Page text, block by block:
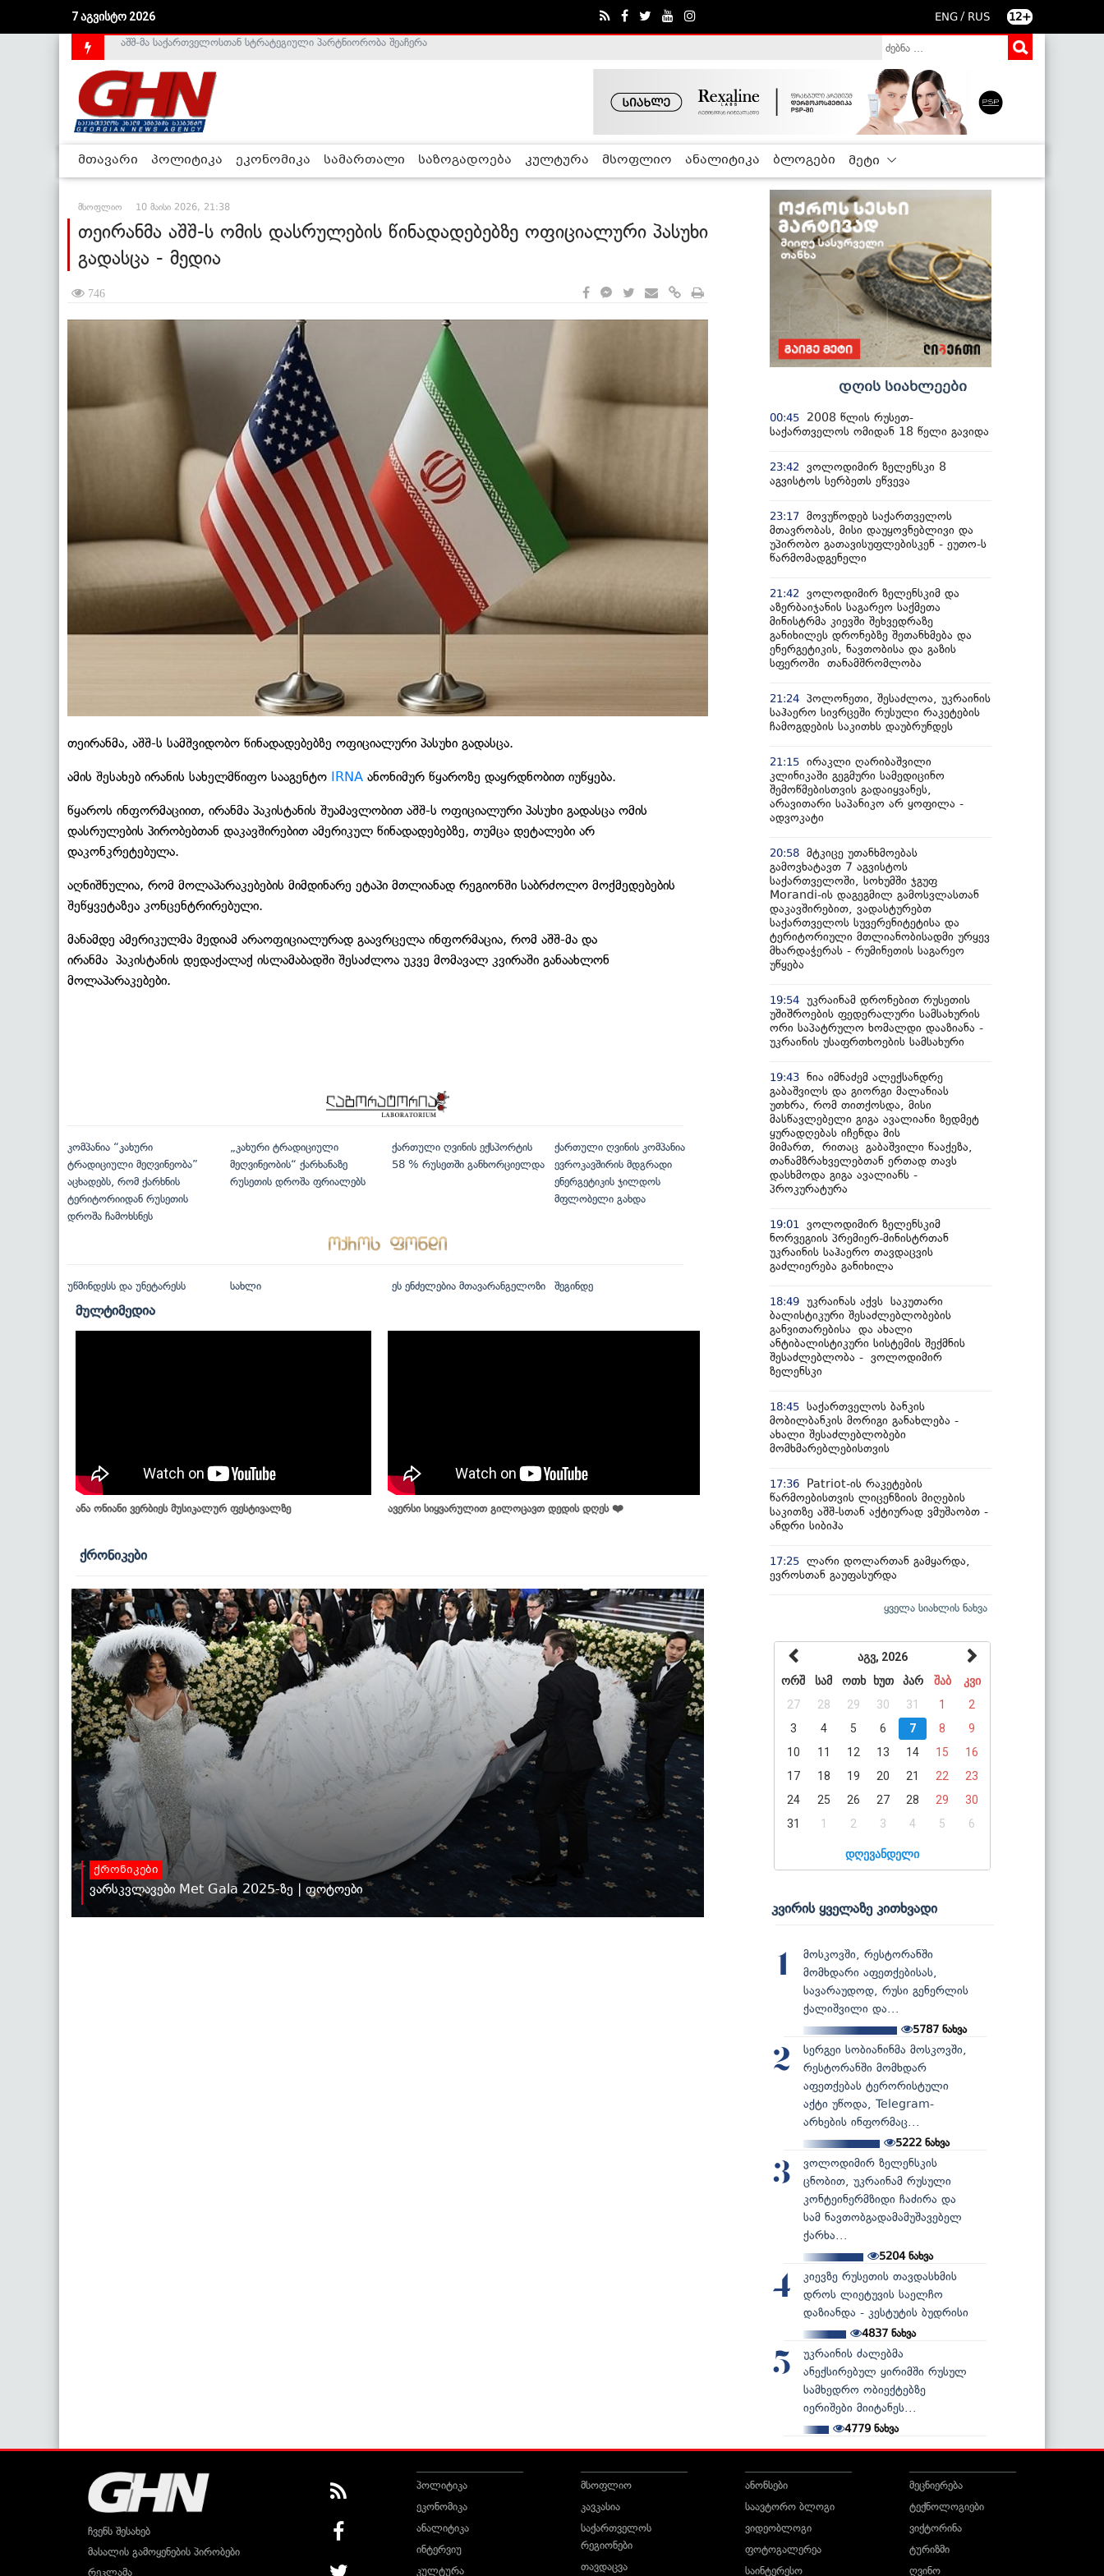
7 აგვისტო 2026 ENG / RUS 12+
საქართველოს დე-ფაქტო მთავრობა არალეგიტიმურია - ჰელსინკის კომისია
მთავარი პოლიტიკა ეკონომიკა სამართალი საზოგადოება კულტურა მსოფლიო ანალიტიკა ბლოგები მეტი
მსოფლიო 10 მაისი 2026, 21:38
თეირანმა აშშ-ს ომის დასრულების წინადადებებზე ოფიციალური პასუხი
გადასცა - მედია
746
თეირანმა, აშშ-ს სამშვიდობო წინადადებებზე ოფიციალური პასუხი გადასცა.
ამის შესახებ ირანის სახელმწიფო სააგენტო IRNA ანონიმურ წყაროზე დაყრდნობით იუწყება.
წყაროს ინფორმაციით, ირანმა პაკისტანის შუამავლობით აშშ-ს ოფიციალური პასუხი გადასცა ომის
დასრულების პირობებთან დაკავშირებით ამერიკულ წინადადებებზე, თუმცა დეტალები არ
დაკონკრეტებულა.
აღნიშნულია, რომ მოლაპარაკებების მიმდინარე ეტაპი მთლიანად რეგიონში საბრძოლო მოქმედებების
შეწყვეტაზეა კონცენტრირებული.
მანამდე ამერიკულმა მედიამ არაოფიციალურად გაავრცელა ინფორმაცია, რომ აშშ-მა და
ირანმა პაკისტანის დედაქალაქ ისლამაბადში შესაძლოა უკვე მომავალ კვირაში განაახლონ
მოლაპარაკებები.
კომპანია “კახური
ტრადიციული მეღვინეობა”
აცხადებს, რომ ქარხნის
ტერიტორიიდან რუსეთის
დროშა ჩამოხსნეს
„კახური ტრადიციული
მეღვინეობის“ ქარხანაზე
რუსეთის დროშა ფრიალებს
ქართული ღვინის ექსპორტის
58 % რუსეთში განხორციელდა
ქართული ღვინის კომპანია
ევროკავშირის მდგრადი
ენერგეტიკის ჯილდოს
მფლობელი გახდა
უწმინდესს და უნეტარესს სახლი ეს ენძელებია მთავარანგელოზი შეგინდე
მულტიმედია
ანა ონიანი ვერბიეს მუსიკალურ ფესტივალზე ავერსი სიყვარულით გილოცავთ დედის დღეს ❤️
ქრონიკები
ქრონიკები
ვარსკვლავები Met Gala 2025-ზე | ფოტოები
დღის სიახლეები
00:45
2008 წლის რუსეთ-
საქართველოს ომიდან 18 წელი გავიდა
23:42
ვოლოდიმირ ზელენსკი 8
აგვისტოს სერბეთს ეწვევა
23:17 მოვუწოდებ საქართველოს
მთავრობას, მისი დაუყოვნებლივი და
უპირობო გათავისუფლებისკენ - ეუთო-ს
წარმომადგენელი
21:42
ვოლოდიმირ ზელენსკიმ და
აზერბაიჯანის საგარეო საქმეთა
მინისტრმა კიევში შეხვედრაზე
განიხილეს დრონებზე შეთანხმება და
ენერგეტიკის, ნავთობისა და გაზის
სფეროში თანამშრომლობა
21:24 პოლონეთი, შესაძლოა, უკრაინის
საჰაერო სივრცეში რუსული რაკეტების
ჩამოგდების საკითხს დაუბრუნდეს
21:15 ირაკლი ღარიბაშვილი
კლინიკაში გეგმური სამედიცინო
შემოწმებისთვის გადაიყვანეს,
არავითარი საპანიკო არ ყოფილა -
ადვოკატი
20:58 მტკიცე უთანხმოებას
გამოვხატავთ 7 აგვისტოს
საქართველოში, სოხუმში ჯგუფ
Morandi-ის დაგეგმილ გამოსვლასთან
დაკავშირებით, ვადასტურებთ
საქართველოს სუვერენიტეტისა და
ტერიტორიული მთლიანობისადმი ურყევ
მხარდაჭერას - რუმინეთის საგარეო
უწყება
19:54 უკრაინამ დრონებით რუსეთის
უშიშროების ფედერალური სამსახურის
ორი საპატრულო ხომალდი დააზიანა -
უკრაინის უსაფრთხოების სამსახური
19:43 ნია იმნაძემ ალექსანდრე
გაბაშვილს და გიორგი მალანიას
უთხრა, რომ თითქოსდა, მისი
მასწავლებელი გიგა ავალიანი ზედმეტ
ყურადღებას იჩენდა მის
მიმართ, რითაც გაბაშვილი წააქეზა,
თანამზრახველებთან ერთად თავს
დასხმოდა გიგა ავალიანს -
პროკურატურა
19:01
ვოლოდიმირ ზელენსკიმ
ნორვეგიის პრემიერ-მინისტრთან
უკრაინის საჰაერო თავდაცვის
გაძლიერება განიხილა
18:49 უკრაინას აქვს საკუთარი
ბალისტიკური შესაძლებლობების
განვითარებისა და ახალი
ანტიბალისტიკური სისტემის შექმნის
შესაძლებლობა - ვოლოდიმირ
ზელენსკი
18:45 საქართველოს ბანკის
მობილბანკის მორიგი განახლება -
ახალი შესაძლებლობები
მომხმარებლებისთვის
17:36
Patriot-ის რაკეტების
წარმოებისთვის ლიცენზიის მიღების
საკითზე აშშ-სთან აქტიურად ვმუშაობთ -
ანდრი სიბიჰა
17:25 ლარი დოლართან გამყარდა,
ევროსთან გაუფასურდა
ყველა სიახლის ნახვა
აგვ, 2026
ორშ
სამ ოთხ ხუთ პარ შაბ
კვი
27
28 29 30 31 1
2
3
4 5 6 7 8
9
10
11 12 13 14 15
16
17
18 19 20 21 22
23
24
25 26 27 28 29
30
31
1 2 3 4 5 6
დღევანდელი
კვირის ყველაზე კითხვადი
1
მოსკოვში, რესტორანში
მომხდარი აფეთქებისას,
სავარაუდოდ, რუსი გენერლის
ქალიშვილი და...
5787 ნახვა
2
სერგეი სობიანინმა მოსკოვში,
რესტორანში მომხდარ
აფეთქებას ტერორისტული
აქტი უწოდა, Telegram-
არხების ინფორმაც...
5222 ნახვა
3
ვოლოდიმირ ზელენსკის
ცნობით, უკრაინამ რუსული
კონტეინერმზიდი ჩაძირა და
სამ ნავთობგადამამუშავებელ
ქარხა...
5204ნახვა
4
კიევზე რუსეთის თავდასხმის
დროს ლიეტუვის საელჩო
დაზიანდა - კესტუტის ბუდრისი
4837ნახვა
5
უკრაინის ძალებმა
ანექსირებულ ყირიმში რუსულ
სამხედრო ობიექტებზე
იერიშები მიიტანეს...
4779 ნახვა
ჩვენს შესახებ
მასალის გამოყენების პირობები
რეკლამა
პოლიტიკა
ეკონომიკა
ანალიტიკა
ინტერვიუ
კულტურა
მსოფლიო
კავკასია
საქართველოს
რეგიონები
თავდაცვა
ანონსები
საავტორო ბლოგი
ვიდეობლოგი
ფოტოგალერეა
საინტერესო
მეცნიერება
ტექნოლოგიები
ვიქტორინა
ტურიზმი
ღვინო